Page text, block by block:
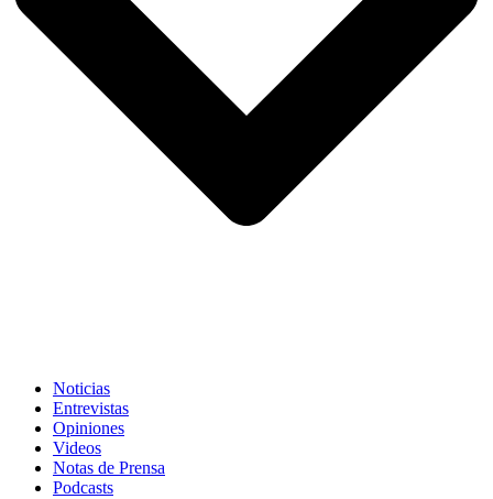
Noticias
Entrevistas
Opiniones
Videos
Notas de Prensa
Podcasts